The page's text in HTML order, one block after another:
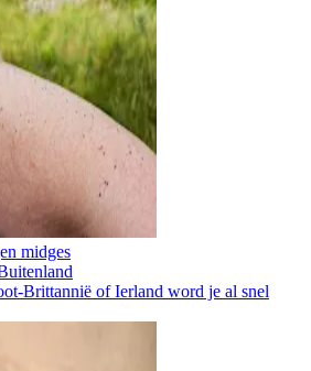
midges
Brittannië of Ierland word je al snel